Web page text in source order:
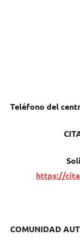
Teléfono del
https://
COMUNIDAD